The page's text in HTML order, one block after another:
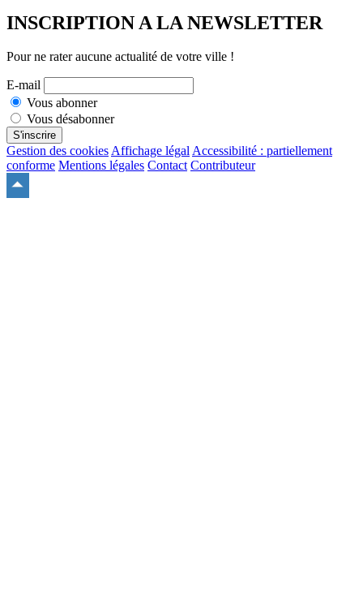
INSCRIPTION A LA NEWSLETTER
Pour ne rater aucune actualité de votre ville !
E-mail
Vous abonner
Vous désabonner
S'inscrire
Gestion des cookiesAffichage légalAccessibilité : partiellement
conforme Mentions légales Contact Contributeur